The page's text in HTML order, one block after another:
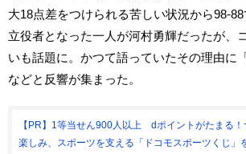
大18点差をつけられる苦しい状況から98-
立役者となった一人が河村勇輝だったが、
いも話題に。かつて語っていたその理由に
などと反響が集まった。
【PR】1等当せん900人以上 dポイントがたまる
楽しみ、スポーツを支える「ドコモスポーツくじ」